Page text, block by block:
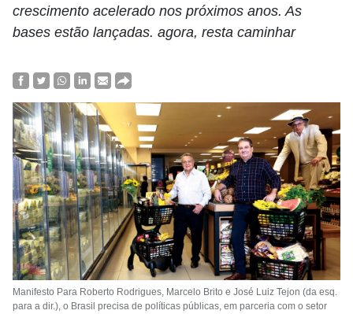
crescimento acelerado nos próximos anos. As
bases estão lançadas. agora, resta caminhar
Manifesto Para Roberto Rodrigues, Marcelo Brito e José Luiz Tejon (da esq.
para a dir.), o Brasil precisa de políticas públicas, em parceria com o setor